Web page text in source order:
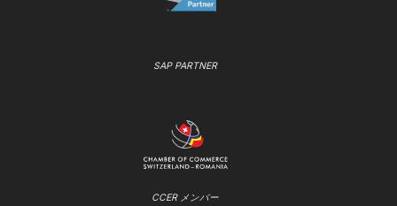
SAP PARTNER
CCER メンバー